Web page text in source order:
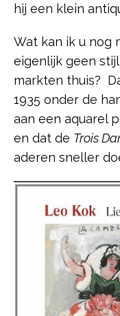
hij een klein
Wat kan ik u nog
eigenlijk geen
markten thuis?
1935 onder de
aan een aquarel
en dat de Trois
aderen sneller